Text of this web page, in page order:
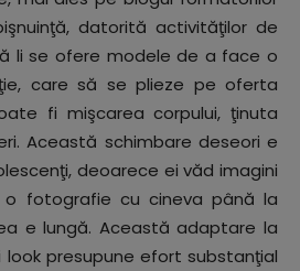
datorită activităţilor de
li se ofere modele de a face o
care să se plieze pe oferta
fi mişcarea corpului, ţinuta
Această schimbare deseori e
deoarece ei văd imagini
fotografie cu cineva până la
e lungă. Această adaptare la
look presupune efort substanţial